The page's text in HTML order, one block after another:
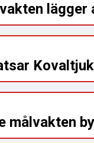
lägger
målvakten